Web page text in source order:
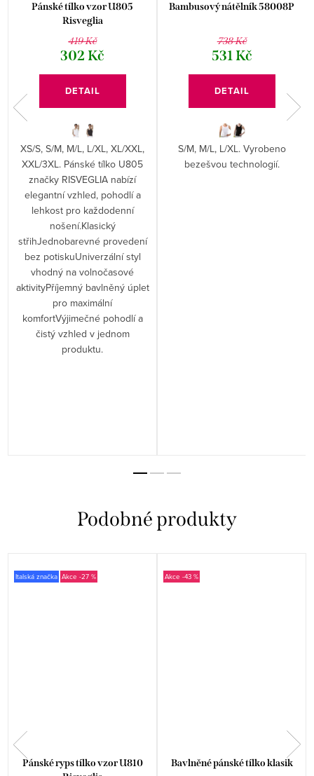
Pánské tílko vzor U805
Risveglia
419 Kč
302 Kč
DETAIL
XS/S, S/M, M/L, L/XL, XL/XXL,
XXL/3XL. Pánské tílko U805
značky RISVEGLIA nabízí
elegantní vzhled, pohodlí a
lehkost pro každodenní
nošení.Klasický
střihJednobarevné provedení
bez potiskuUniverzální styl
vhodný na volnočasové
aktivityPříjemný bavlněný úplet
pro maximální
komfortVýjimečné pohodlí a
čistý vzhled v jednom
produktu.
Bambusový nátělník 58008P
738 Kč
531 Kč
DETAIL
S/M, M/L, L/XL. Vyrobeno
bezešvou technologií.
Italská značka -27 %
Pánské ryps tílko vzor U810
-43 %
Bavlněné pánské tílko klasik